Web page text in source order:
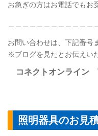
お急ぎの方はお電話でもお
お問い合わせは、下記番号
※ブログを見たとお伝えい
コネクトオンライン
mail：
照明器具のお見